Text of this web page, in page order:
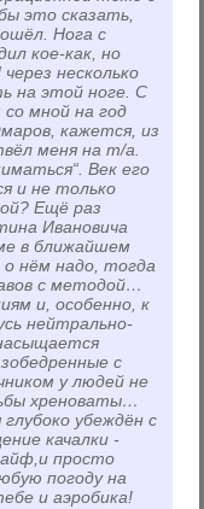
это сказать,
Нога с
кое-как, но
несколько
на этой ноге. С
мной на год
кажется, из
меня на т/а.
Век его
и не только
Ещё раз
Ивановича
в ближайшем
о нём надо, тогда
с методой…
и, особенно, к
нейтрально-
с
у людей не
хреноваты…
убеждён с
качалки -
просто
погоду на
и аэробика!